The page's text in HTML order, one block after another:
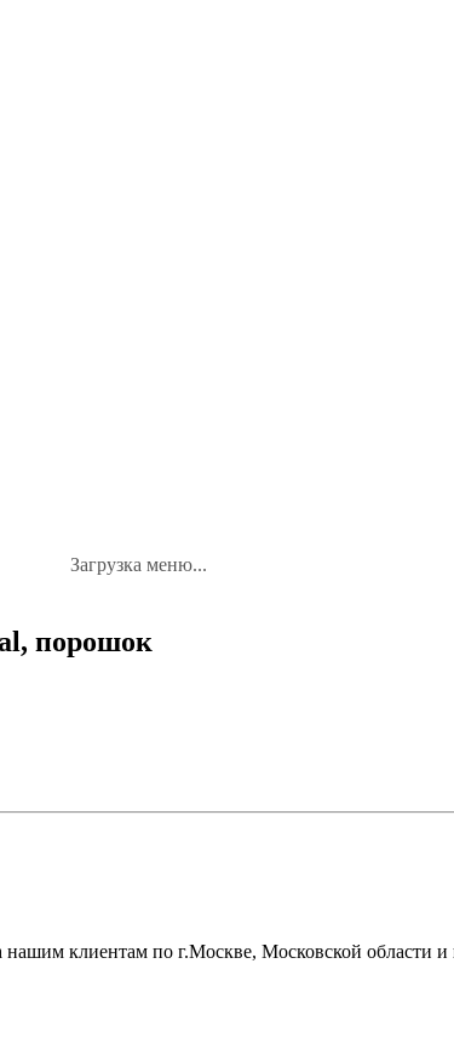
Загрузка меню...
порошок
клиентам по г.Москве, Московской области